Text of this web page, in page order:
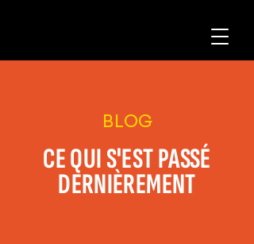
BLOG
CE QUI S'EST PASSÉ
DERNIÈREMENT